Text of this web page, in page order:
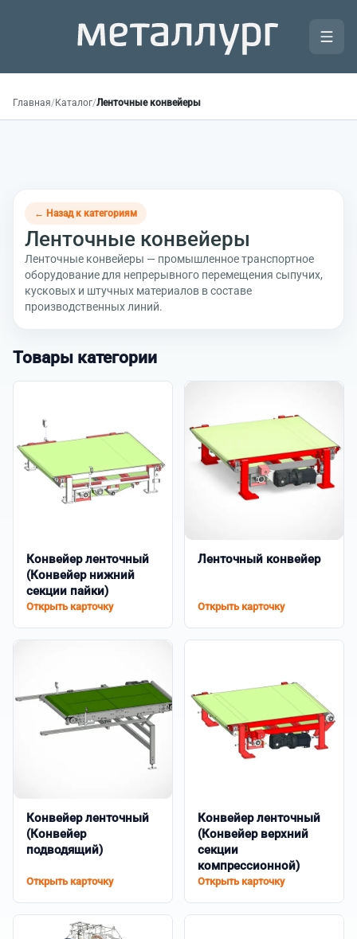
Главная/Каталог/Ленточные конвейеры
← Назад к категориям
Ленточные конвейеры
Ленточные конвейеры — промышленное транспортное
оборудование для непрерывного перемещения сыпучих,
кусковых и штучных материалов в составе
производственных линий.
Товары категории
Конвейер ленточный
(Конвейер нижний
секции пайки)
Открыть карточку
Ленточный конвейер
Открыть карточку
Конвейер ленточный
(Конвейер
подводящий)
Открыть карточку
Конвейер ленточный
(Конвейер верхний
секции
компрессионной)
Открыть карточку